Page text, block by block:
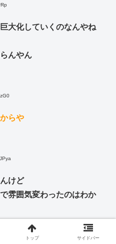
大化していくのなんやね
んやん
らや
けど
雰囲気変わったのはわか
トップ サイドバー